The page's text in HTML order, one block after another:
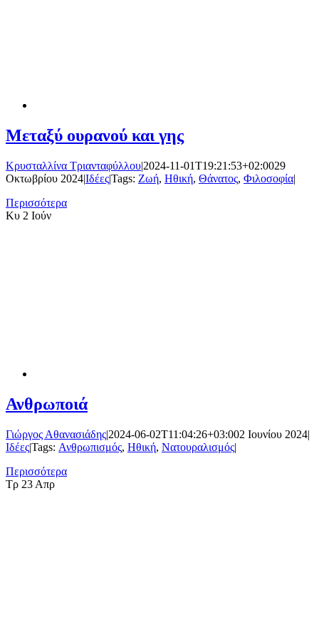
Μεταξύ ουρανού και γης
Κρυσταλλίνα Τριανταφύλλου|2024-11-01T19:21:53+02:0029
Οκτωβρίου 2024|Ιδέες|Tags: Ζωή, Ηθική, Θάνατος, Φιλοσοφία|
Περισσότερα
Κυ 2 Ιούν
Ανθρωποιά
Γιώργος Αθανασιάδης|2024-06-02T11:04:26+03:002 Ιουνίου 2024|
Ιδέες|Tags: Ανθρωπισμός, Ηθική, Νατουραλισμός|
Περισσότερα
Τρ 23 Απρ